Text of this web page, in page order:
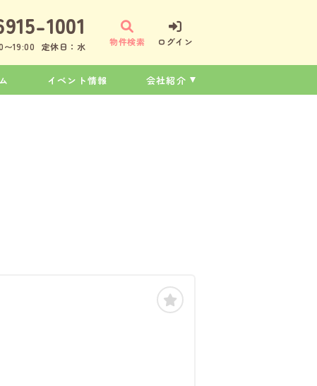
1001
〜19:00 定休日：水 物件検索 ログイン
イベント情報 会社紹介